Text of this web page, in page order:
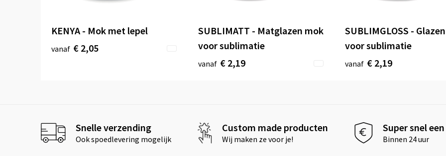
KENYA - Mok met lepel
vanaf € 2,05
SUBLIMATT - Matglazen mok
voor sublimatie
vanaf € 2,19
SUBLIMGLOSS -
voor sublimatie
vanaf € 2,19
Snelle verzending
Ook spoedlevering mogelijk
Custom made producten
Wij maken ze voor je!
Super snel
Binnen 24 uur